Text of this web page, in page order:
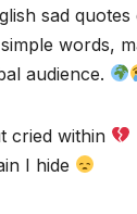
sad quotes
words,
audience.
cried within
I hide